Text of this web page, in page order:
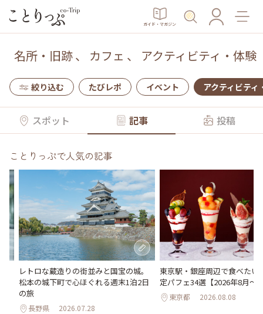
ガイド・マガジン
名所・旧跡、 カフェ 、 アクティビティ・体験
絞り込む たびレポ イベント アクティビティ
スポット 記事 投稿
ことりっぷで人気の記事
レトロな蔵造りの街並みと国宝の城。
松本の城下町で心ほぐれる週末1泊2日
の旅
長野県 2026.07.28
東京駅・銀座周辺で食べた
定パフェ34選【2026年8月～
東京都 2026.08.08